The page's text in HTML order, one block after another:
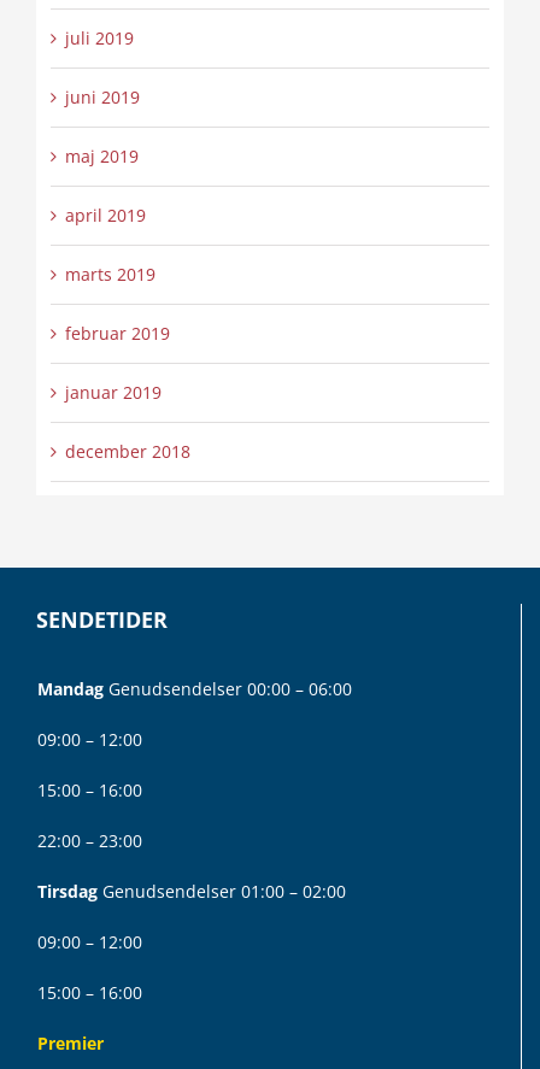
juli 2019
juni 2019
maj 2019
april 2019
marts 2019
februar 2019
januar 2019
december 2018
SENDETIDER
Mandag Genudsendelser 00:00 – 06:00
09:00 – 12:00
15:00 – 16:00
22:00 – 23:00
Tirsdag Genudsendelser 01:00 – 02:00
09:00 – 12:00
15:00 – 16:00
Premier